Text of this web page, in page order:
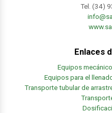
Tel. (34)
Enlaces
Equipos
Equipos para el
Transporte tubular de